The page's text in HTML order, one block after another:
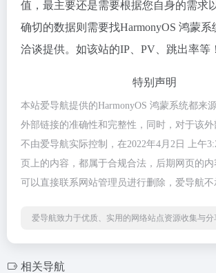
值，最主要还是需要根据您自身的需求
确切的数据则需要找HarmonyOS 鸿蒙
洽谈提供。如该站的IP、PV、跳出率等！
特别声明
本站爱导航提供的HarmonyOS 鸿蒙系统都来
外部链接的准确性和完整性，同时，对于该外
不由爱导航实际控制，在2022年4月2日 上午
页上的内容，都属于合规合法，后期网页的内
可以直接联系网站管理员进行删除，爱导航不
爱导航致力于优质、实用的网络站点资源收集与分
相关导航